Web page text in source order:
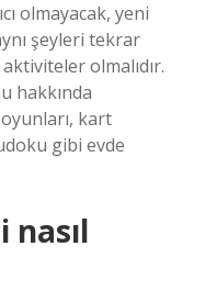
olmayacak, yeni
şeyleri tekrar
olmalıdır.
hakkında
kart
gibi evde
nasıl